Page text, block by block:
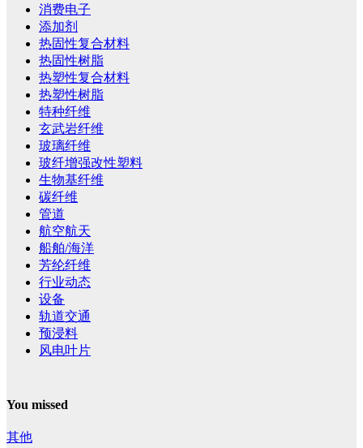
消费电子
添加剂
热固性复合材料
热固性树脂
热塑性复合材料
热塑性树脂
特种纤维
玄武岩纤维
玻璃纤维
玻纤增强改性塑料
生物基纤维
碳纤维
管道
航空航天
船舶/海洋
芳纶纤维
行业动态
设备
轨道交通
预浸料
风电叶片
You missed
其他